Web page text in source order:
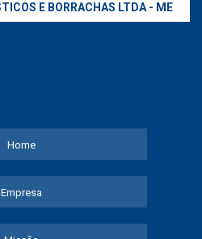
E BORRACHAS LTDA - ME
Home
Empresa